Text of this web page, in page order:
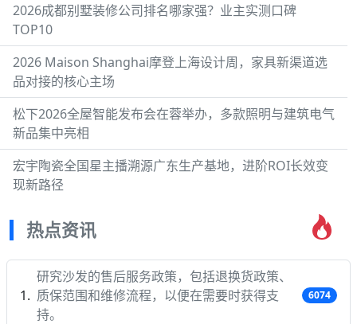
2026成都别墅装修公司排名哪家强？业主实测口碑
TOP10
2026 Maison Shanghai摩登上海设计周，家具新渠道选
品对接的核心主场
松下2026全屋智能发布会在蓉举办，多款照明与建筑电气
新品集中亮相
宏宇陶瓷全国星主播溯源广东生产基地，进阶ROI长效变
现新路径
热点资讯
研究沙发的售后服务政策，包括退换货政策、
质保范围和维修流程，以便在需要时获得支
持。
6074